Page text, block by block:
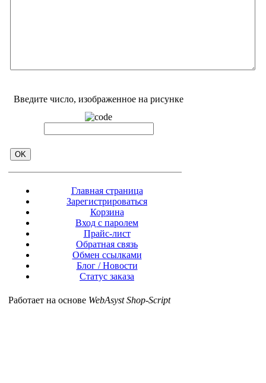
Введите число, изображенное на рисунке
Главная страница
Зарегистрироваться
Корзина
Вход с паролем
Прайс-лист
Обратная связь
Обмен ссылками
Блог / Новости
Статус заказа
Работает на основе WebAsyst Shop-Script